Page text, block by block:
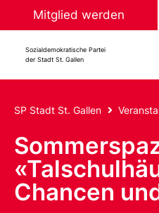
Mitglied werden
Sozialdemokratische Partei
der Stadt St. Gallen
SP Stadt St. Gallen
Chancen